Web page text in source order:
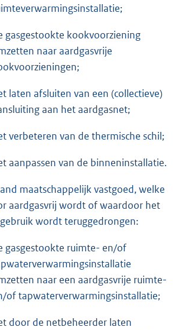
gasgestookte kookvoorziening
naar aardgasvrije
laten afsluiten van een (collectieve)
aan het aardgasnet;
verbeteren van de thermische schil;
aanpassen van de binneninstallatie.
maatschappelijk vastgoed, welke
aardgasvrij wordt of waardoor het
wordt teruggedrongen:
gasgestookte ruimte- en/of
naar een aardgasvrije ruimte-
of tapwaterverwarmingsinstallatie;
door de netbeheerder laten